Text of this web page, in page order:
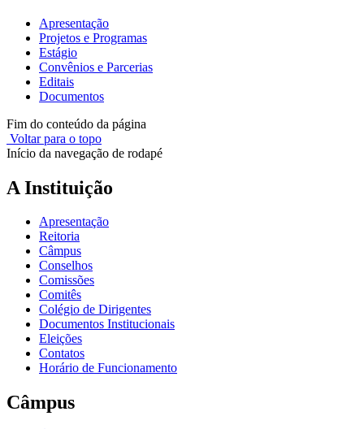
Apresentação
Projetos e Programas
Estágio
Convênios e Parcerias
Editais
Documentos
Fim do conteúdo da página
Voltar para o topo
Início da navegação de rodapé
A Instituição
Apresentação
Reitoria
Câmpus
Conselhos
Comissões
Comitês
Colégio de Dirigentes
Documentos Institucionais
Eleições
Contatos
Horário de Funcionamento
Câmpus